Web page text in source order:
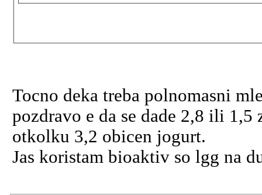
Tocno deka treba polnomasni
pozdravo e da se dade 2,8 ili
otkolku 3,2 obicen jogurt.
Jas koristam bioaktiv so lgg na